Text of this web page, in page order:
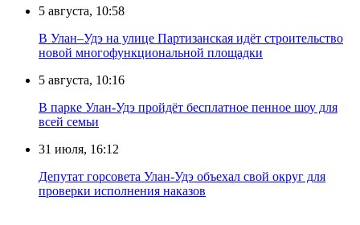
5 августа, 10:58
В Улан–Удэ на улице Партизанская идёт строительство
новой многофункциональной площадки
5 августа, 10:16
В парке Улан-Удэ пройдёт бесплатное пенное шоу для
всей семьи
31 июля, 16:12
Депутат горсовета Улан-Удэ объехал свой округ для
проверки исполнения наказов